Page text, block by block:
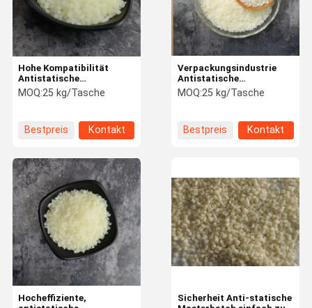
Hohe Kompatibilität
Antistatische
Masterbatch PE/PP
Nachhaltige einfache
MOQ:25 kg/Tasche
Bestpreis Kontakt
Verpackungsindustrie
Antistatische
Masterbatch-Anpassung
MOQ:25 kg/Tasche
Bestpreis Kontakt
Hocheffiziente,
Sicherheit Anti-statische